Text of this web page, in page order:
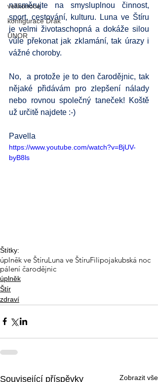
velikonoce
konfigurace Drak
ÚNOR
nasměrujte na smysluplnou činnost,
sport, cestování, kulturu. Luna ve Štíru
je velmi životaschopná a dokáže silou
vůle překonat jak zklamání, tak úrazy i
vážné choroby.
No,  a protože je to den čarodějnic, tak
nějaké přidávám pro zlepšení nálady
nebo rovnou společný taneček! Koště
už určitě najdete :-)
Pavella
https://www.youtube.com/watch?v=BjUV-
byB8ls
Štítky:
úplněk ve ŠtíruLuna ve ŠtíruFilipojakubská noc
pálení čarodějnic
úplněk
Štír
zdraví
Související příspěvky Zobrazit vše